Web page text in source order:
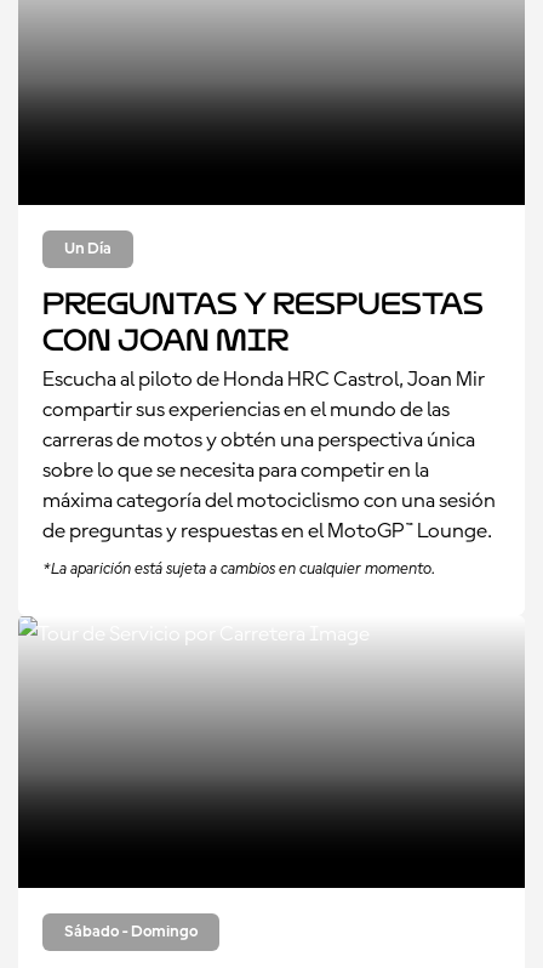
Un Día
Preguntas y respuestas
con Joan Mir
Escucha al piloto de Honda HRC Castrol, Joan Mir
compartir sus experiencias en el mundo de las
carreras de motos y obtén una perspectiva única
sobre lo que se necesita para competir en la
máxima categoría del motociclismo con una sesión
de preguntas y respuestas en el MotoGP™ Lounge.
*La aparición está sujeta a cambios en cualquier momento.
Sábado - Domingo